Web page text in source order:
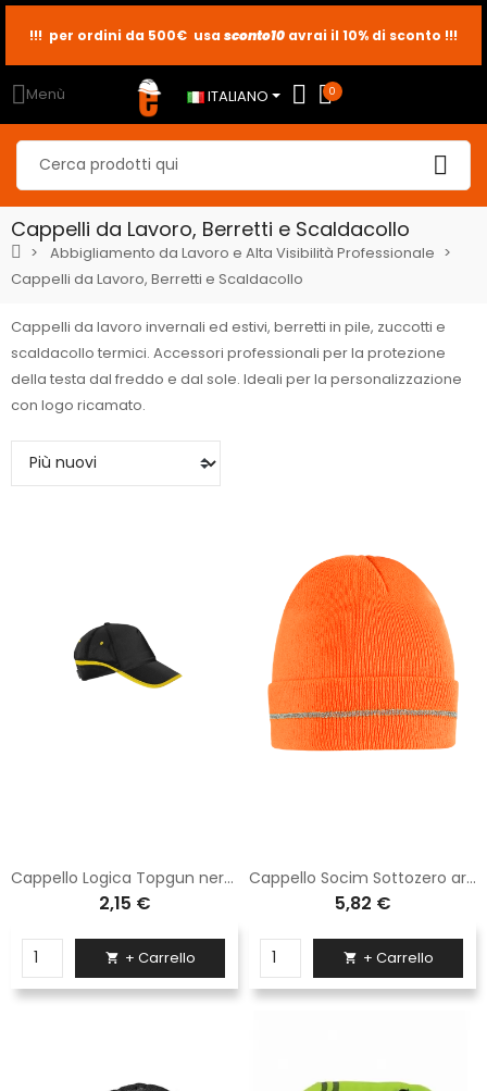
sconto2
sconto5
!!! per ordini da 500€ usa sconto10 avrai il 10% di sconto !!!
Menù ITALIANO 0
Cappelli da Lavoro, Berretti e Scaldacollo
Abbigliamento da Lavoro e Alta Visibilità Professionale
Cappelli da Lavoro, Berretti e Scaldacollo
Cappelli da lavoro invernali ed estivi, berretti in pile, zuccotti e
scaldacollo termici. Accessori professionali per la protezione
della testa dal freddo e dal sole. Ideali per la personalizzazione
con logo ricamato.
Cappello Logica Topgun nero e giallo
2,15 €
 + Carrello
Cappello Socim Sottozero arancio 100% acrilico 999A
5,82 €
 + Carrello